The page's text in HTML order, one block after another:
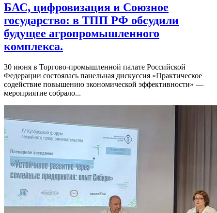
БАС, цифровизация и Союзное
государство: в ТПП РФ обсудили
будущее агропромышленного
комплекса.
30 июня в Торгово-промышленной палате Российской
Федерации состоялась панельная дискуссия «Практическое
содействие повышению экономической эффективности» —
мероприятие собрало...